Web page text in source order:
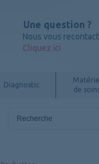
Une question ?
Nous vous
Cliquez ici
Diagnostic
de